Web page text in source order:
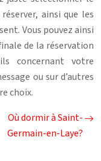
ainsi que les
Vous pouvez ainsi
de la réservation
concernant votre
ou sur d’autres
choix.
Où dormir à Saint-
Germain-en-Laye?